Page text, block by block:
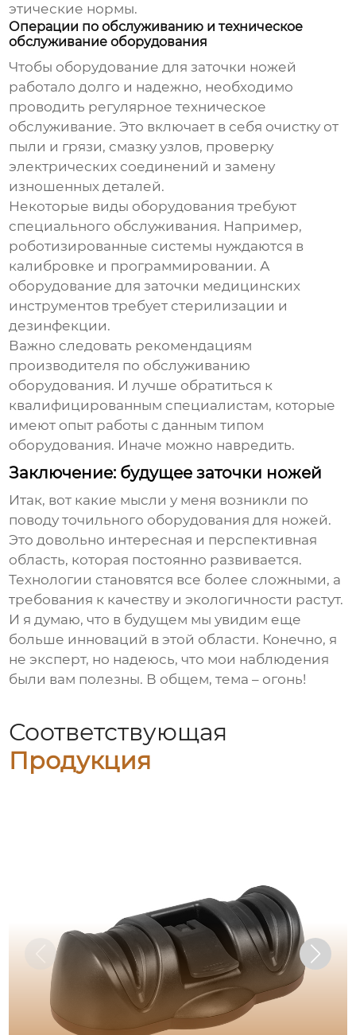
этические нормы.
Операции по обслуживанию и техническое
обслуживание оборудования
Чтобы оборудование для заточки ножей
работало долго и надежно, необходимо
проводить регулярное техническое
обслуживание. Это включает в себя очистку от
пыли и грязи, смазку узлов, проверку
электрических соединений и замену
изношенных деталей.
Некоторые виды оборудования требуют
специального обслуживания. Например,
роботизированные системы нуждаются в
калибровке и программировании. А
оборудование для заточки медицинских
инструментов требует стерилизации и
дезинфекции.
Важно следовать рекомендациям
производителя по обслуживанию
оборудования. И лучше обратиться к
квалифицированным специалистам, которые
имеют опыт работы с данным типом
оборудования. Иначе можно навредить.
Заключение: будущее заточки ножей
Итак, вот какие мысли у меня возникли по
поводуточильного оборудования для ножей.
Это довольно интересная и перспективная
область, которая постоянно развивается.
Технологии становятся все более сложными, а
требования к качеству и экологичности растут.
И я думаю, что в будущем мы увидим еще
больше инноваций в этой области. Конечно, я
не эксперт, но надеюсь, что мои наблюдения
были вам полезны. В общем, тема – огонь!
Соответствующая
Продукция